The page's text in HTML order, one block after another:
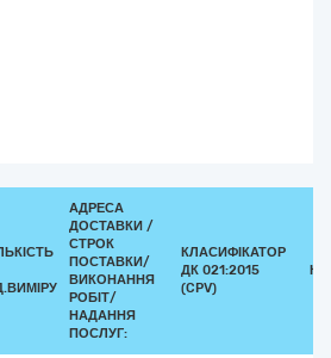
АДРЕСА
ДОСТАВКИ /
СТРОК
ПОСТАВКИ/
ВИКОНАННЯ
РОБІТ/
НАДАННЯ
ПОСЛУГ:
КЛАСИФІКАТОР
ДК 021:2015
(CPV)